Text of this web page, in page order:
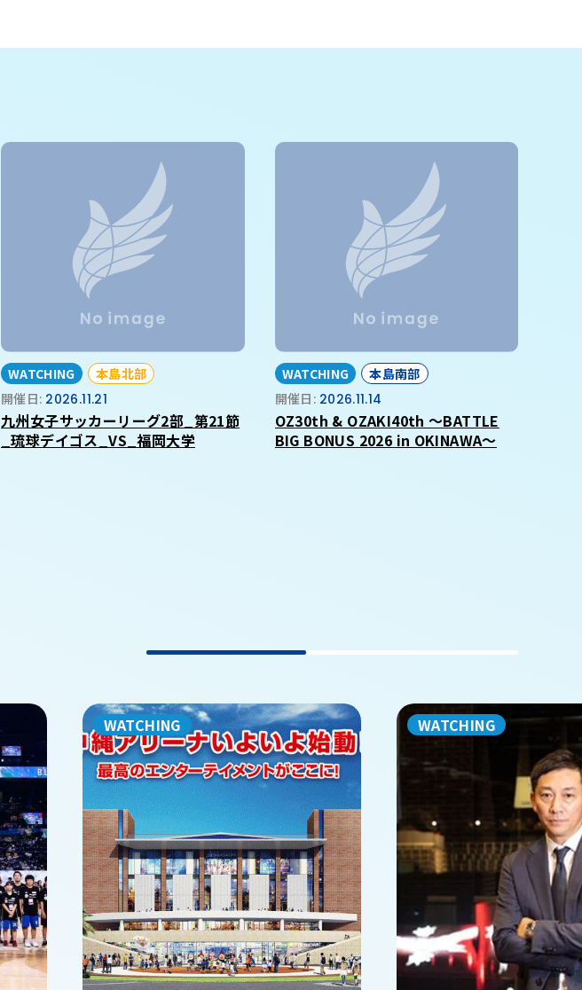
WATCHING
本島北部
開催日: 2026.11.21
九州女子サッカーリーグ2部_第21節
_琉球デイゴス_VS_福岡大学
WATCHING
本島南部
開催日: 2026.11.14
OZ30th & OZAKI40th ～BATTLE
BIG BONUS 2026 in OKINAWA～
WATCHING WATCHING